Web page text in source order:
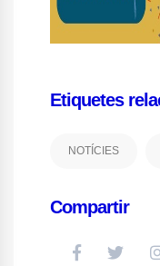
Etiquetes
NOTÍCIES
Compartir